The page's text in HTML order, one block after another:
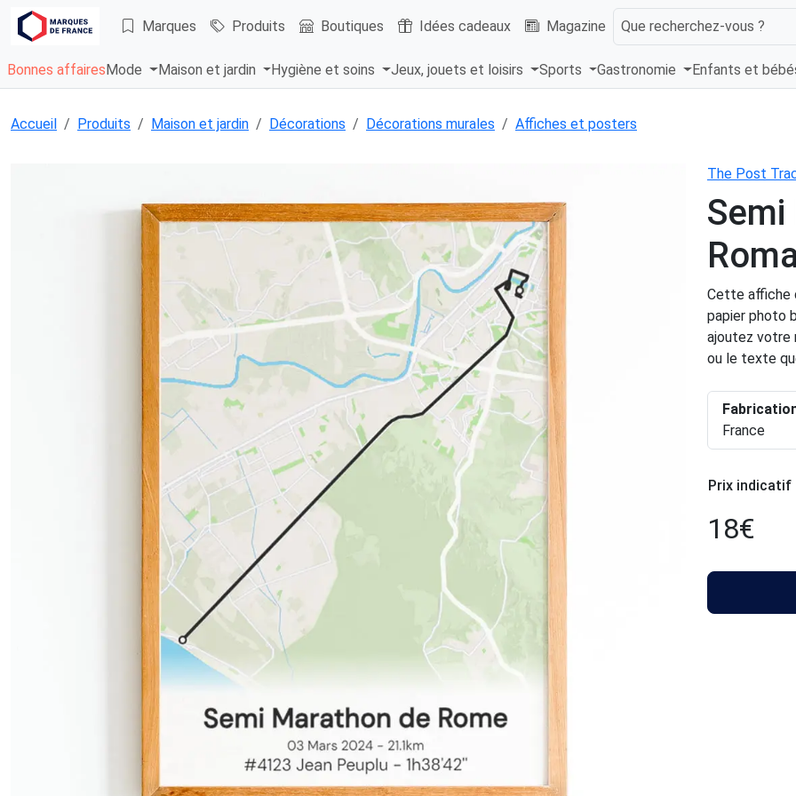
Marques Produits Boutiques Idées cadeaux Magazine Que recherchez-vous ?
Bonnes affaires Mode Maison et jardin Hygiène et soins Jeux, jouets et loisirs Sports Gastronomie Enfants et
Accueil Produits Maison et jardin Décorations Décorations murales Affiches et posters
The Post
Cette affiche
papier photo
ajoutez votre
ou le texte
France
Prix indicatif
18€